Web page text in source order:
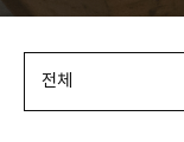
전체